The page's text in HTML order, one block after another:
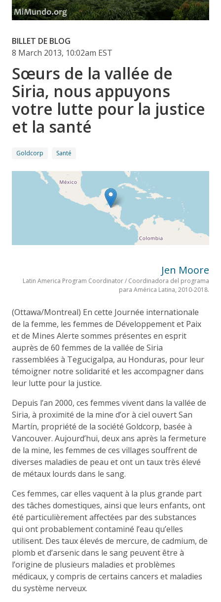
BILLET DE BLOG
8 March 2013, 10:02am EST
Sœurs de la vallée de
Siria, nous appuyons
votre lutte pour la justice
et la santé
Goldcorp Santé
Jen Moore
Latin America Program Coordinator / Coordinadora del programa
para América Latina, 2010-2018.
(Ottawa/Montreal) En cette Journée internationale
de la femme, les femmes de Développement et Paix
et de Mines Alerte sommes présentes en esprit
auprès de 60 femmes de la vallée de Siria
rassemblées à Tegucigalpa, au Honduras, pour leur
témoigner notre solidarité et les accompagner dans
leur lutte pour la justice.
Depuis l’an 2000, ces femmes vivent dans la vallée de
Siria, à proximité de la mine d’or à ciel ouvert San
Martín, propriété de la société Goldcorp, basée à
Vancouver. Aujourd’hui, deux ans après la fermeture
de la mine, les femmes de ces villages souffrent de
diverses maladies de peau et ont un taux très élevé
de métaux lourds dans le sang.
Ces femmes, car elles vaquent à la plus grande part
des tâches domestiques, ainsi que leurs enfants, ont
été particulièrement affectées par des substances
qui ont probablement contaminé l’eau qu’elles
utilisent. Des taux élevés de mercure, de cadmium, de
plomb et d’arsenic dans le sang peuvent être à
l’origine de plusieurs maladies et problèmes
médicaux, y compris de certains cancers et maladies
du système nerveux.